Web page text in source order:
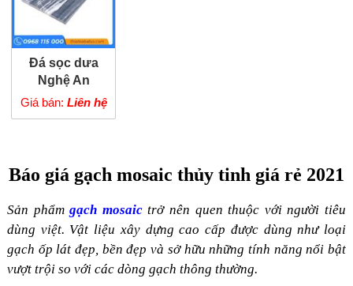
Báo giá gạch mosaic thủy tinh giá rẻ 2021
Sản phẩmgạch mosaictrở nên quen thuộc với người tiêu
dùng việt. Vật liệu xây dựng cao cấp được dùng như loại
gạch ốp lát đẹp, bền đẹp và sở hữu những tính năng nổi bật
vượt trội so với các dòng gạch thông thường.
Đá sọc dưa
Nghệ An
Giá bán: Liên hệ